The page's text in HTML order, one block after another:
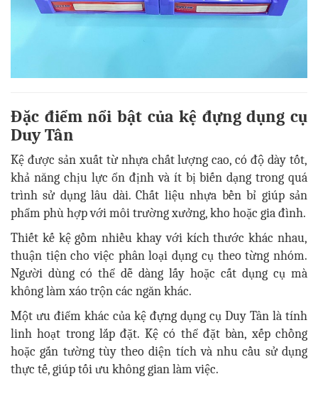
Đặc điểm nổi bật của kệ đựng dụng cụ
Duy Tân
Kệ được sản xuất từ nhựa chất lượng cao, có độ dày tốt,
khả năng chịu lực ổn định và ít bị biến dạng trong quá
trình sử dụng lâu dài. Chất liệu nhựa bền bỉ giúp sản
phẩm phù hợp với môi trường xưởng, kho hoặc gia đình.
Thiết kế kệ gồm nhiều khay với kích thước khác nhau,
thuận tiện cho việc phân loại dụng cụ theo từng nhóm.
Người dùng có thể dễ dàng lấy hoặc cất dụng cụ mà
không làm xáo trộn các ngăn khác.
Một ưu điểm khác của kệ đựng dụng cụ Duy Tân là tính
linh hoạt trong lắp đặt. Kệ có thể đặt bàn, xếp chồng
hoặc gắn tường tùy theo diện tích và nhu cầu sử dụng
thực tế, giúp tối ưu không gian làm việc.